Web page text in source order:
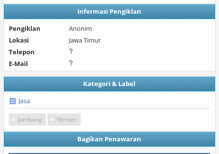
Informasi Pengiklan
Pengiklan
Anonim
Lokasi
Jawa Timur
Telepon
E-Mail
Kategori & Label
Jasa
Jombang Wenter
Bagikan Penawaran